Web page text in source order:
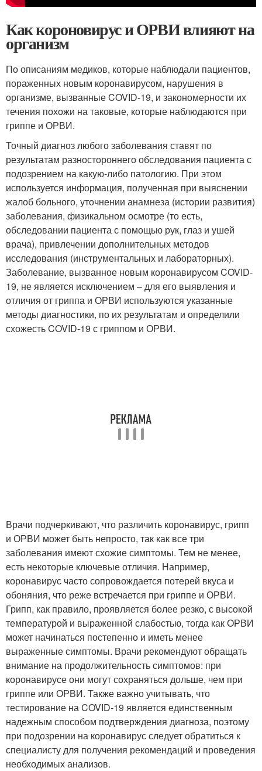
Как короновирус и ОРВИ влияют на
организм
По описаниям медиков, которые наблюдали пациентов,
пораженных новым коронавирусом, нарушения в
организме, вызванные COVID-19, и закономерности их
течения похожи на таковые, которые наблюдаются при
гриппе и ОРВИ.
Точный диагноз любого заболевания ставят по
результатам разностороннего обследования пациента с
подозрением на какую-либо патологию. При этом
используется информация, полученная при выяснении
жалоб больного, уточнении анамнеза (истории развития)
заболевания, физикальном осмотре (то есть,
обследовании пациента с помощью рук, глаз и ушей
врача), привлечении дополнительных методов
исследования (инструментальных и лабораторных).
Заболевание, вызванное новым коронавирусом COVID-
19, не является исключением – для его выявления и
отличия от гриппа и ОРВИ используются указанные
методы диагностики, по их результатам и определили
схожесть COVID-19 с гриппом и ОРВИ.
Врачи подчеркивают, что различить коронавирус, грипп
и ОРВИ может быть непросто, так как все три
заболевания имеют схожие симптомы. Тем не менее,
есть некоторые ключевые отличия. Например,
коронавирус часто сопровождается потерей вкуса и
обоняния, что реже встречается при гриппе и ОРВИ.
Грипп, как правило, проявляется более резко, с высокой
температурой и выраженной слабостью, тогда как ОРВИ
может начинаться постепенно и иметь менее
выраженные симптомы. Врачи рекомендуют обращать
внимание на продолжительность симптомов: при
коронавирусе они могут сохраняться дольше, чем при
гриппе или ОРВИ. Также важно учитывать, что
тестирование на COVID-19 является единственным
надежным способом подтверждения диагноза, поэтому
при подозрении на коронавирус следует обратиться к
специалисту для получения рекомендаций и проведения
необходимых анализов.